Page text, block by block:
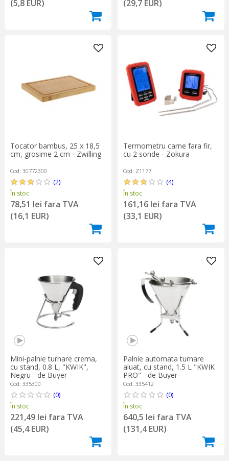
(5,8 EUR) (29,7 EUR)
Tocator bambus, 25 x 18,5
cm, grosime 2 cm - Zwilling
Cod: 30772300
(2)
În stoc
78,51 lei fara TVA
(16,1 EUR)
Termometru carne fara fir,
cu 2 sonde - Zokura
Cod: Z1177
(4)
În stoc
161,16 lei fara TVA
(33,1 EUR)
Mini-palnie turnare crema,
cu stand, 0.8 L, "KWIK",
Negru - de Buyer
Cod: 335300
(0)
În stoc
221,49 lei fara TVA
(45,4 EUR)
Palnie automata turnare
aluat, cu stand, 1.5 L "KWIK
PRO" - de Buyer
Cod: 335412
(0)
În stoc
640,5 lei fara TVA
(131,4 EUR)